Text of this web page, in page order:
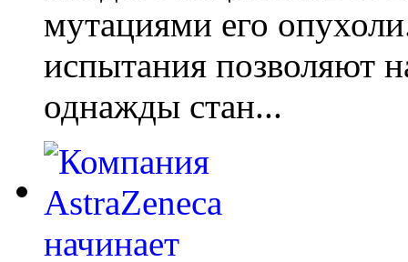
мутациями его
испытания позволяют
однажды стан...